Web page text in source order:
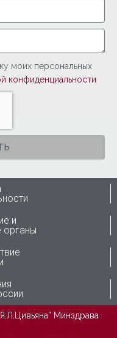
моих персональных
конфиденциальности
и
органы
Минздрава